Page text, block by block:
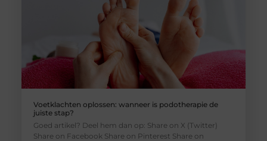
Voetklachten oplossen: wanneer is podotherapie de
juiste stap?
Goed artikel? Deel hem dan op: Share on X (Twitter)
Share on Facebook Share on Pinterest Share on